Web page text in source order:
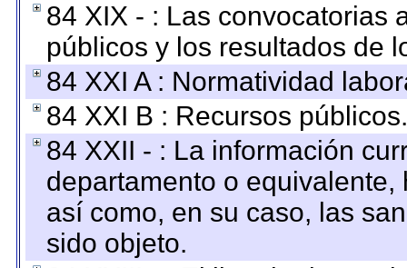
84 XIX - : Las convocatorias
públicos y los resultados de
84 XXI A : Normatividad
84 XXI B : Recursos públicos.
84 XXII - : La información
departamento o
así como, en su caso, las
sido objeto.